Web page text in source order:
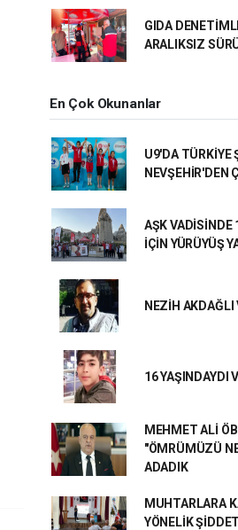
GIDA
ARALIKSIZ
En Çok Okunanlar
U9'DA TÜRKİYE
NEVŞEHİR'DEN
AŞK
İÇİN YÜRÜYÜŞ
NEZİH AKDAĞLI
16 YAŞINDAYDI
MEHMET ALİ
"ÖMRÜMÜZÜ
ADADIK
MUHTARLARA
YÖNELİK